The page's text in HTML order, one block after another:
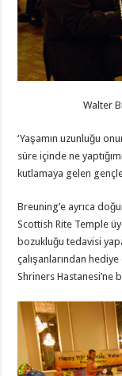
Walter
‘Yaşamın uzunluğu
süre içinde ne
kutlamaya gelen
Breuning’e ayrıca
Scottish Rite Temple
bozukluğu tedavisi
çalışanlarından
Shriners Hastanesi’ne